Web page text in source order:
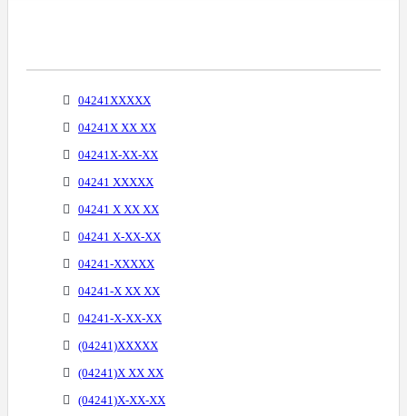
04241XXXXX
04241X XX XX
04241X-XX-XX
04241 XXXXX
04241 X XX XX
04241 X-XX-XX
04241-XXXXX
04241-X XX XX
04241-X-XX-XX
(04241)XXXXX
(04241)X XX XX
(04241)X-XX-XX